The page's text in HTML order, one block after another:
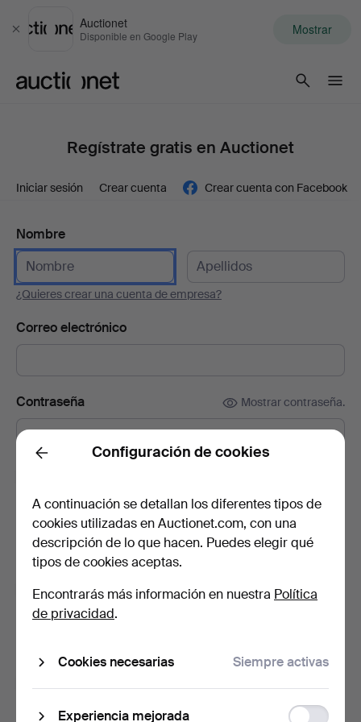
Cerrar
Auctionet
Disponible en Google Play Mostrar
Regístrate gratis en Auctionet
Iniciar sesión Crear cuenta Crear cuenta con Facebook
Nombre
¿Quieres crear una cuenta de empresa?
Correo electrónico
Contraseña Mostrar contraseña.
(opcional)
Incluye, entre otras cosas, catálogos de subastas, invitaciones a
eventos y noticias. Y si cambias de opinión, puedes cancelar la
suscripción fácilmente.
Suscríbete a la newsletter de Auctionet. (opcional)
En ella encontrarás consejos de nuestros expertos, lotes
política
Back Configuración de cookies
A continuación se detallan los diferentes tipos de
cookies utilizadas en Auctionet.com, con una
descripción de lo que hacen. Puedes elegir qué
tipos de cookies aceptas.
Encontrarás más información en nuestra Política
de privacidad.
Cookies necesarias Siempre activas
Experiencia mejorada